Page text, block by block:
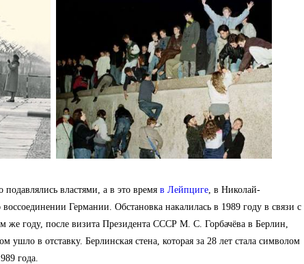
властями, а в это время в Лейпциге, в Николай-
воссоединении Германии. Обстановка накалилась в 1989 году в связи с
же году, после визита Президента СССР М. С. Горбачёва в Берлин,
ушло в отставку. Берлинская стена, которая за 28 лет стала символом
года.